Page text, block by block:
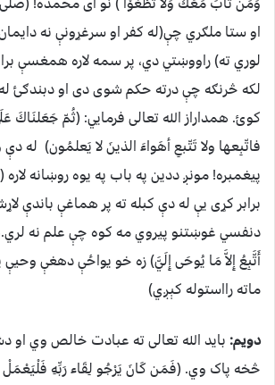
او ستا ملګري چې(له کفر او سرغړونې نه
لوري ته) راووښتي دي، پر سمه لاره همغسې
لکه څرنګه چې درته حکم شوی دی او دبندګئ
کوئ. همداراز الله تعالی فرمايي: (ثُمّ جَعَلنَاكَ
فاتّبِعها ولا تَتّبعِ أهَواءَ الذينَ لا يَعلمُون) له
پیغمبره! مونږ ددین په باب په یوه روښانه
برابر کړی يې له دې کبله ته پر هماغې باندې
دنفسي غوښتنو پیروي مه کوه چې علم نه
أَتَّبِعُ إِلاَّ مَا يُوحَى إِلَيَّ) زه خو یواځې دهغې
ماته رااستوله کېږي)
دویم: باید الله تعالی ته عبادت خالص وي او
څخه پاک وي. (فَمَن كَانَ يَرْجُو لِقَاء رَبِّهِ فَلْيَعْمَلْ